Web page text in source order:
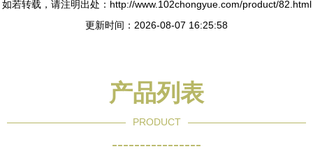
如若转载，请注明出处：http://www.102chongyue.com/product/82.html
更新时间：2026-08-07 16:25:58
产品列表
PRODUCT
----------------